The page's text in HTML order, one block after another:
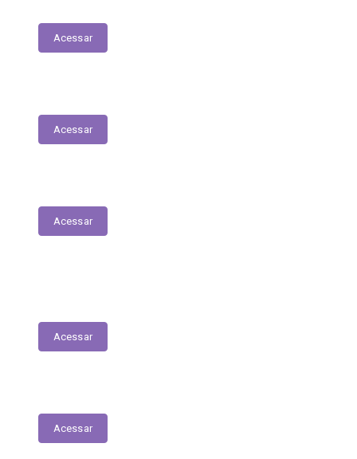
Acessar
Acessar
Acessar
Acessar
Acessar